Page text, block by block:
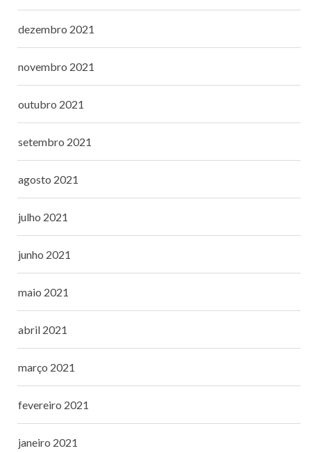
dezembro 2021
novembro 2021
outubro 2021
setembro 2021
agosto 2021
julho 2021
junho 2021
maio 2021
abril 2021
março 2021
fevereiro 2021
janeiro 2021